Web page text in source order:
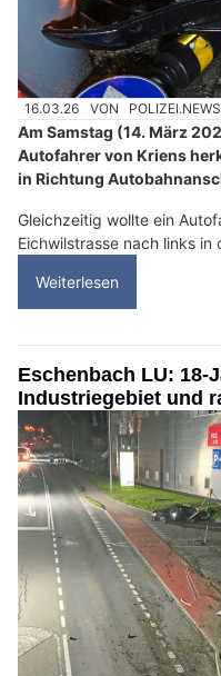
16.03.26 VON
Am Samstag (14. März
Autofahrer von Kriens
in Richtung
Gleichzeitig wollte ein
Eichwilstrasse nach links
Weiterlesen
Eschenbach LU: 18-
Industriegebiet und